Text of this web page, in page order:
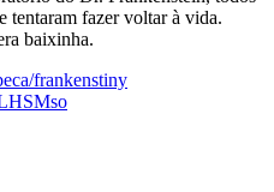
tentaram fazer voltar à vida.
baixinha.
frankenstiny